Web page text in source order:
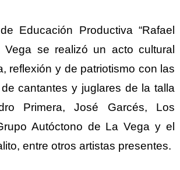
Educación Productiva “Rafael
Vega se realizó un acto cultural
reflexión y de patriotismo con las
cantantes y juglares de la talla
Primera, José Garcés, Los
Autóctono de La Vega y el
entre otros artistas presentes.